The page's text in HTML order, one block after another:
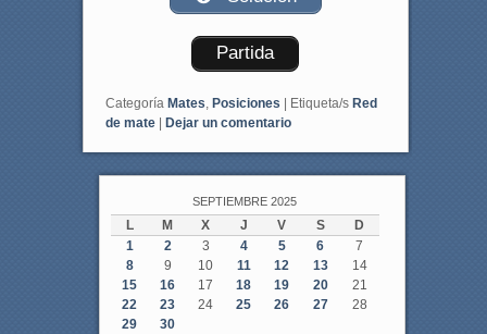
Partida
Categoría Mates Posiciones | Etiqueta/s Red
de mate | Dejar un comentario
SEPTIEMBRE 2025
L M X J V S
D
1
2 3 4 5 6
7
8
9 10 11 12 13
14
15
16 17 18 19 20
21
22
23 24 25 26 27
28
29
30